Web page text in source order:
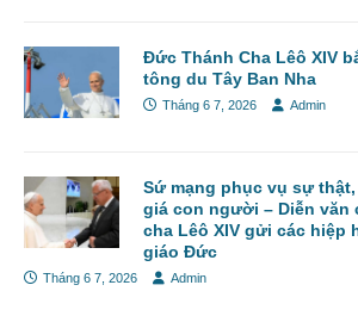
Đức Thánh Cha Lêô XIV
tông du Tây Ban Nha
Tháng 6 7, 2026 Admin
Sứ mạng phục vụ sự
giá con người – Diễn văn
cha Lêô XIV gửi các hiệp
giáo Đức
Tháng 6 7, 2026 Admin